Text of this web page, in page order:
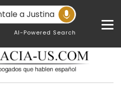
AI-Powered Search